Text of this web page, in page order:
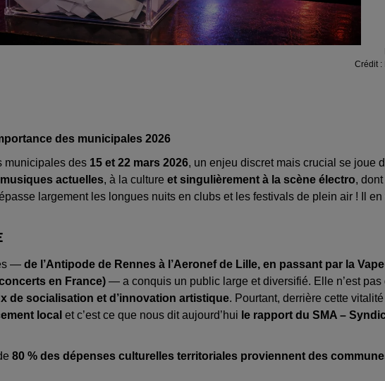
Crédit :
des municipales 2026
municipales des 15 et 22 mars 2026, un enjeu discret mais crucial se joue
actuelles, à la culture et singulièrement à la scène électro, dont
largement les longues nuits en clubs et les festivals de plein air ! Il
— de l’Antipode de Rennes à l’Aeronef de Lille, en passant par la
en France) — a conquis un public large et diversifié. Elle n’est pas
de socialisation et d’innovation artistique. Pourtant, derrière cette
local et c’est ce que nous dit aujourd’hui le rapport du SMA –
80 % des dépenses culturelles territoriales proviennent des